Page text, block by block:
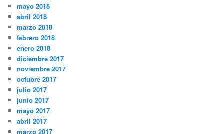
mayo 2018
abril 2018
marzo 2018
febrero 2018
enero 2018
diciembre 2017
noviembre 2017
octubre 2017
julio 2017
junio 2017
mayo 2017
abril 2017
marzo 2017